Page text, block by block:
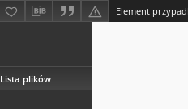
Lista plików